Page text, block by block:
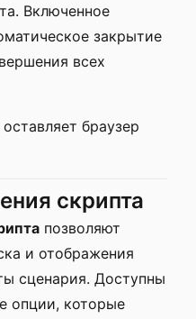
Включенное
закрытие
всех
браузер
скрипта
позволяют
и отображения
сценария. Доступны
опции, которые